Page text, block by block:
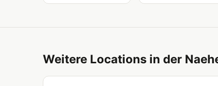
Weitere Locations in der